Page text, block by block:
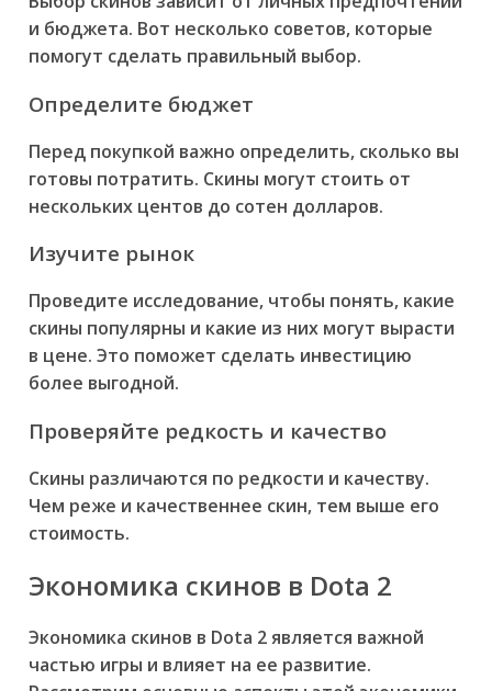
и бюджета. Вот несколько советов, которые
помогут сделать правильный выбор.
Определите бюджет
Перед покупкой важно определить, сколько вы
готовы потратить. Скины могут стоить от
нескольких центов до сотен долларов.
Изучите рынок
Проведите исследование, чтобы понять, какие
скины популярны и какие из них могут вырасти
в цене. Это поможет сделать инвестицию
более выгодной.
Проверяйте редкость и качество
Скины различаются по редкости и качеству.
Чем реже и качественнее скин, тем выше его
стоимость.
Экономика скинов в Dota 2
Экономика скинов в Dota 2 является важной
частью игры и влияет на ее развитие.